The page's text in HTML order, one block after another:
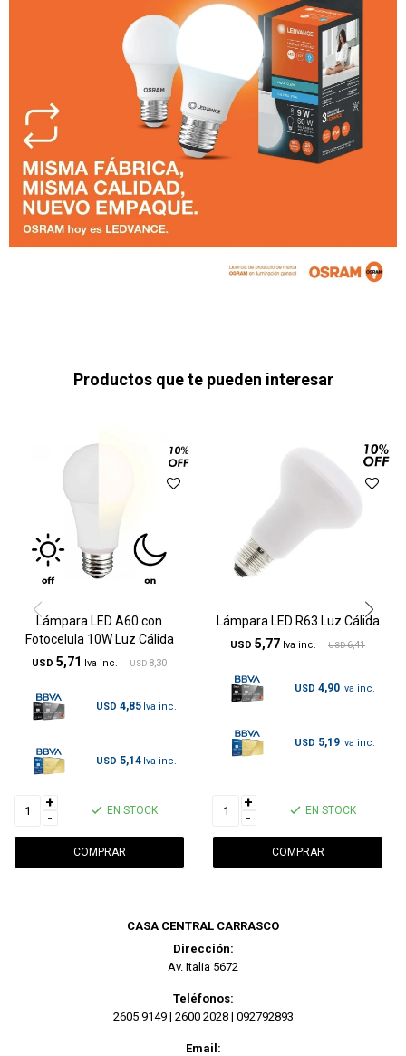
Productos que te pueden interesar
Lámpara LED A60 con
Fotocelula 10W Luz Cálida
USD 5,71 USD 8,30
USD 4,85
USD 5,14
+
-
EN STOCK
Lámpara LED R63 Luz Cálida
USD 5,77 USD 6,41
USD 4,90
USD 5,19
+
-
EN STOCK
CASA CENTRAL CARRASCO
Dirección:
Av. Italia 5672
Teléfonos:
2605 9149| 2600 2028| 092792893
Email: